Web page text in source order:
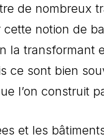
de nombreux
notion de
la transformant
ce sont bien
l’on construit
et les